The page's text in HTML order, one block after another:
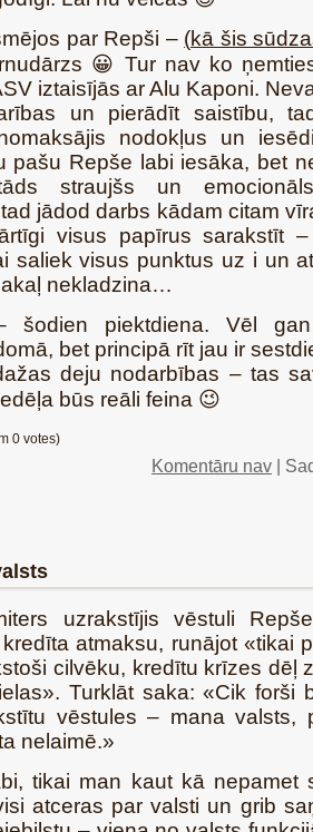
par Repši – (kā šis
😀 Tur nav ko
iztaisījās ar Alu Kaponi.
un pierādīt saistību,
nodokļus un
pašu Repše labi iesāka, bet
straujšs un
jādod darbs kādam citam
visus papīrus sarakstīt
saliek visus punktus uz i un
nekladzina…
šodien piektdiena. Vēl
bet principā rīt jau ir
deju nodarbības – tas
būs reāli feina 😉
0 votes)
Komentāru nav |
uzrakstījis vēstuli
atmaksu, runājot «tikai
cilvēku, kredītu krīzes dēļ
Turklāt saka: «Cik forši
vēstules – mana valsts,
nelaimē.»
tikai man kaut kā nepamet
atceras par valsti un grib